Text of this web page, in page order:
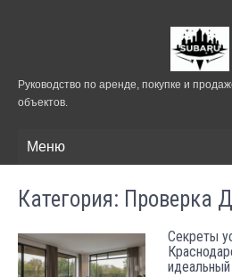
Руководство по аренде, покупке и
объектов.
Меню
Категория: Проверка
Секреты